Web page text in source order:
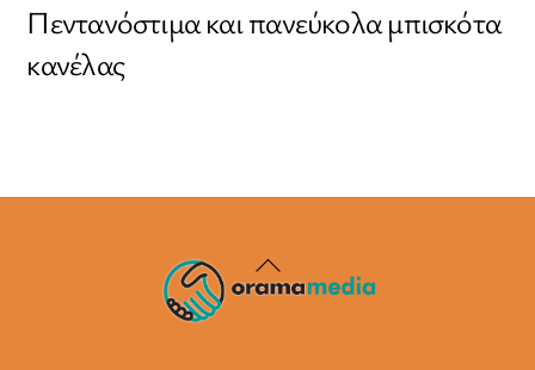
Πεντανόστιμα και πανεύκολα μπισκότα
κανέλας
Back
To